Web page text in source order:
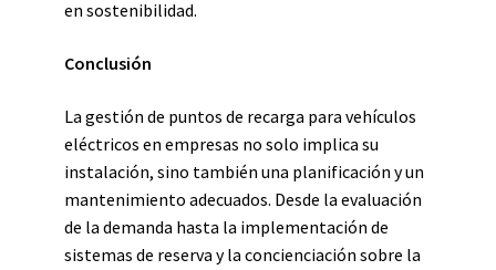
en sostenibilidad.
Conclusión
La gestión de puntos de recarga para vehículos
eléctricos en empresas no solo implica su
instalación, sino también una planificación y un
mantenimiento adecuados. Desde la evaluación
de la demanda hasta la implementación de
sistemas de reserva y la concienciación sobre la